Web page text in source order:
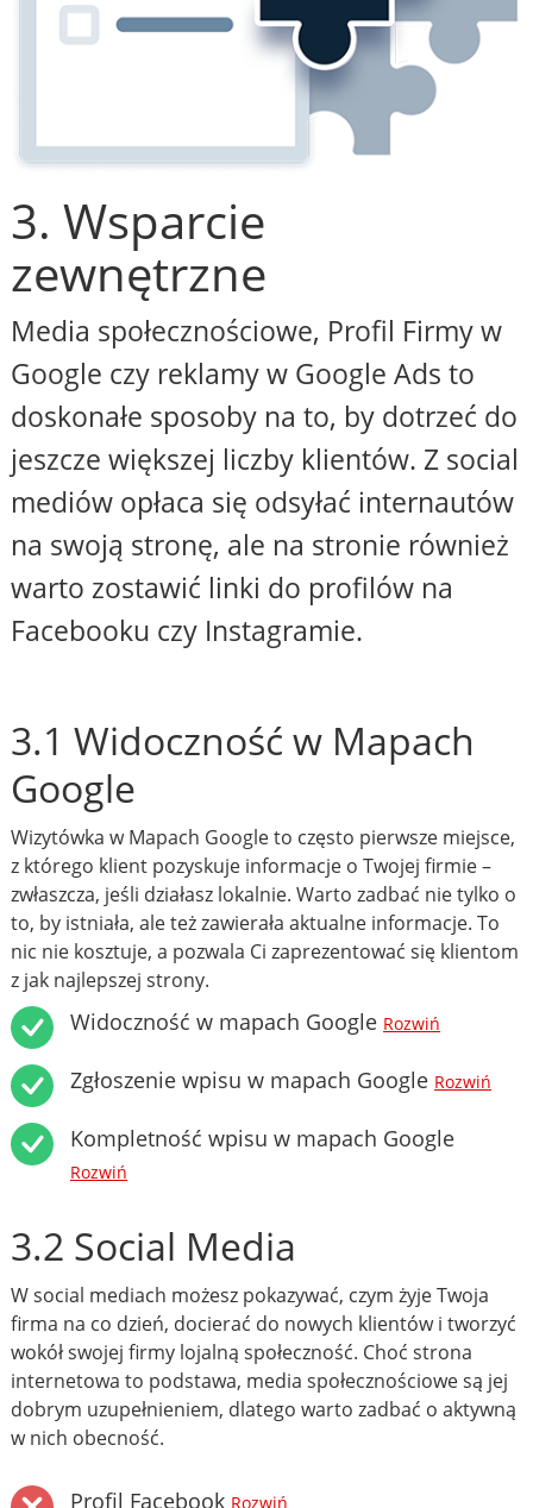
3. Wsparcie
zewnętrzne
Media społecznościowe, Profil Firmy w
Google czy reklamy w Google Ads to
doskonałe sposoby na to, by dotrzeć do
jeszcze większej liczby klientów. Z social
mediów opłaca się odsyłać internautów
na swoją stronę, ale na stronie również
warto zostawić linki do profilów na
Facebooku czy Instagramie.
3.1 Widoczność w Mapach
Google
Wizytówka w Mapach Google to często pierwsze miejsce,
z którego klient pozyskuje informacje o Twojej firmie –
zwłaszcza, jeśli działasz lokalnie. Warto zadbać nie tylko o
to, by istniała, ale też zawierała aktualne informacje. To
nic nie kosztuje, a pozwala Ci zaprezentować się klientom
z jak najlepszej strony.
Widoczność w mapach Google Rozwiń
Zgłoszenie wpisu w mapach Google Rozwiń
Kompletność wpisu w mapach Google
Rozwiń
3.2 Social Media
W social mediach możesz pokazywać, czym żyje Twoja
firma na co dzień, docierać do nowych klientów i tworzyć
wokół swojej firmy lojalną społeczność. Choć strona
internetowa to podstawa, media społecznościowe są jej
dobrym uzupełnieniem, dlatego warto zadbać o aktywną
w nich obecność.
Profil Facebook